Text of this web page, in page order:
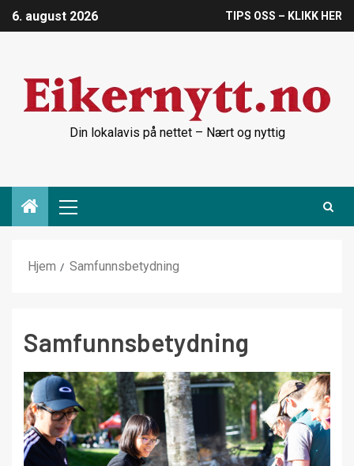
6. august 2026 TIPS OSS – KLIKK HER
Din lokalavis på nettet – Nært og nyttig
Hjem Samfunnsbetydning
Samfunnsbetydning